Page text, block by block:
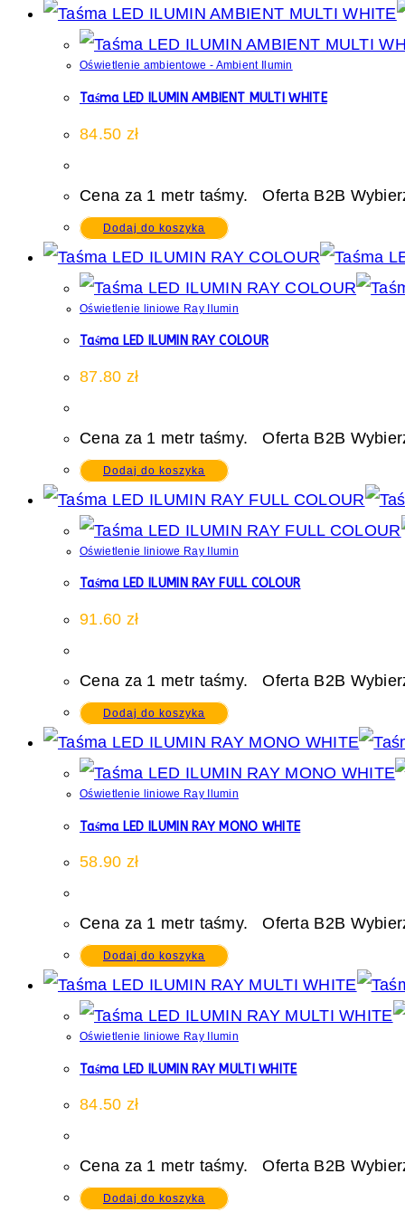
Oświetlenie ambientowe - Ambient Ilumin
Taśma LED ILUMIN AMBIENT MULTI WHITE
84.50 zł
Cena za 1 metr taśmy. Oferta B2B
Dodaj do koszyka
Oświetlenie liniowe Ray Ilumin
Taśma LED ILUMIN RAY COLOUR
87.80 zł
Cena za 1 metr taśmy. Oferta B2B
Dodaj do koszyka
Oświetlenie liniowe Ray Ilumin
Taśma LED ILUMIN RAY FULL COLOUR
91.60 zł
Cena za 1 metr taśmy. Oferta B2B
Dodaj do koszyka
Oświetlenie liniowe Ray Ilumin
Taśma LED ILUMIN RAY MONO WHITE
58.90 zł
Cena za 1 metr taśmy. Oferta B2B
Dodaj do koszyka
Oświetlenie liniowe Ray Ilumin
Taśma LED ILUMIN RAY MULTI WHITE
84.50 zł
Cena za 1 metr taśmy. Oferta B2B
Dodaj do koszyka